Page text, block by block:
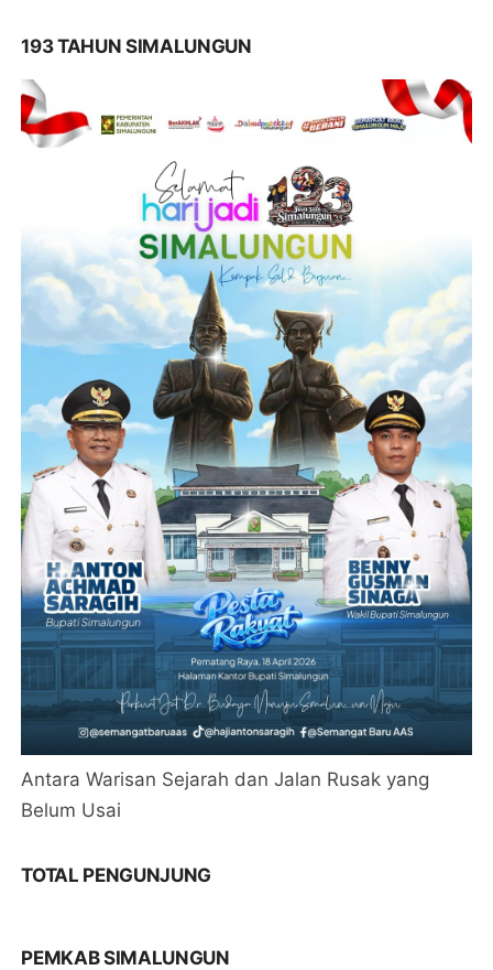
193 TAHUN SIMALUNGUN
Antara Warisan Sejarah dan Jalan Rusak yang
Belum Usai
TOTAL PENGUNJUNG
PEMKAB SIMALUNGUN